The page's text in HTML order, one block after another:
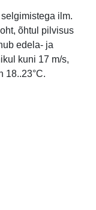
ilm.
õhtul pilvisus
edela- ja
kuni 17 m/s,
18..23°C.